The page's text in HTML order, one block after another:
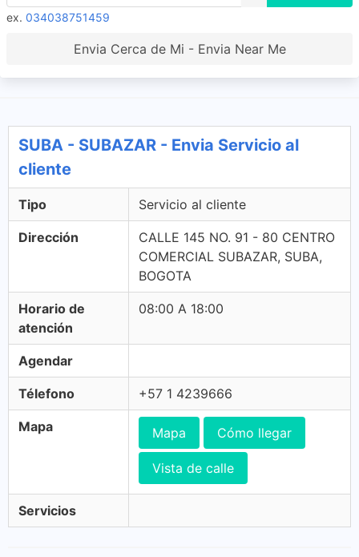
ex. 034038751459
Envia Cerca de Mi - Envia Near Me
SUBA - SUBAZAR - Envia Servicio al
cliente
Tipo Servicio al cliente
Dirección
CALLE 145 NO. 91 - 80 CENTRO
COMERCIAL SUBAZAR, SUBA,
BOGOTA
Horario de
atención
08:00 A 18:00
Agendar
Télefono +57 1 4239666
Mapa Mapa Cómo llegar
Vista de calle
Servicios